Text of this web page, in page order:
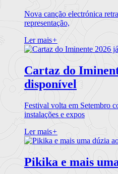
Nova canção electrónica
representação,
Ler mais+
Cartaz do
disponível
Festival volta em Setembro
instalações e expos
Ler mais+
Pikika e mais